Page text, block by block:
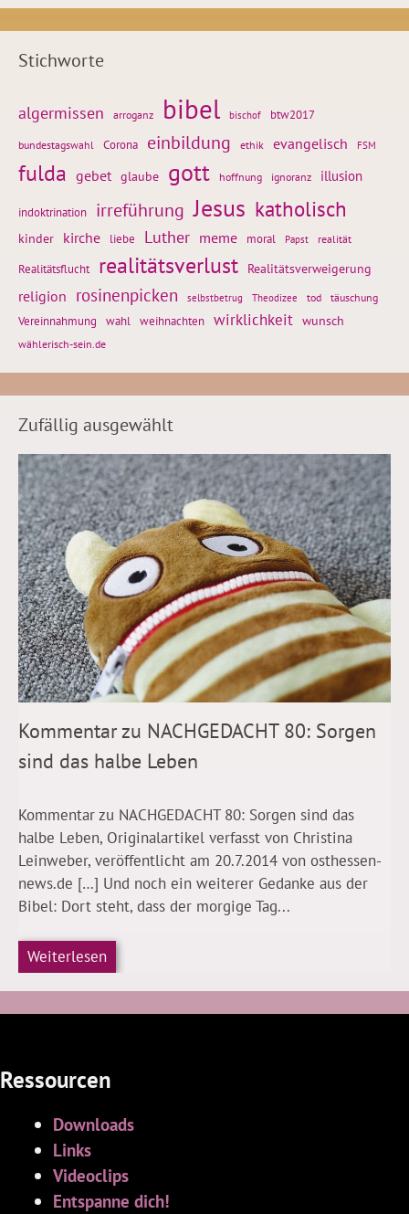
Stichworte
algermissen arroganz bibel bischof btw2017
bundestagswahl Corona einbildung ethik evangelisch FSM
fulda gebet glaube gott hoffnung ignoranz illusion
indoktrination irreführung Jesus katholisch
kinder kirche liebe Luther meme moral Papst realität
Realitätsflucht realitätsverlust Realitätsverweigerung
religion rosinenpicken selbstbetrug Theodizee tod täuschung
Vereinnahmung wahl weihnachten wirklichkeit wunsch
wählerisch-sein.de
Zufällig ausgewählt
Kommentar zu NACHGEDACHT 80: Sorgen
sind das halbe Leben
Kommentar zu NACHGEDACHT 80: Sorgen sind das
halbe Leben, Originalartikel verfasst von Christina
Leinweber, veröffentlicht am 20.7.2014 von osthessen-
news.de […] Und noch ein weiterer Gedanke aus der
Bibel: Dort steht, dass der morgige Tag...
Weiterlesen
Ressourcen
Downloads
Links
Videoclips
Entspanne dich!